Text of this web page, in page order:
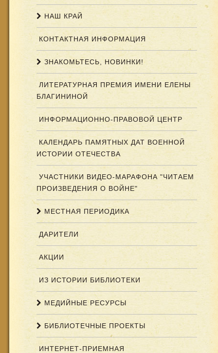
НАШ КРАЙ
КОНТАКТНАЯ ИНФОРМАЦИЯ
ЗНАКОМЬТЕСЬ, НОВИНКИ!
ЛИТЕРАТУРНАЯ ПРЕМИЯ ИМЕНИ ЕЛЕНЫ
БЛАГИНИНОЙ
ИНФОРМАЦИОННО-ПРАВОВОЙ ЦЕНТР
КАЛЕНДАРЬ ПАМЯТНЫХ ДАТ ВОЕННОЙ
ИСТОРИИ ОТЕЧЕСТВА
УЧАСТНИКИ ВИДЕО-МАРАФОНА "ЧИТАЕМ
ПРОИЗВЕДЕНИЯ О ВОЙНЕ"
МЕСТНАЯ ПЕРИОДИКА
ДАРИТЕЛИ
АКЦИИ
ИЗ ИСТОРИИ БИБЛИОТЕКИ
МЕДИЙНЫЕ РЕСУРСЫ
БИБЛИОТЕЧНЫЕ ПРОЕКТЫ
ИНТЕРНЕТ-ПРИЕМНАЯ